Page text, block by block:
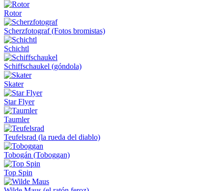
Rotor
Scherzfotograf (Fotos bromistas)
Schichtl
Schiffschaukel (góndola)
Skater
Star Flyer
Taumler
Teufelsrad (la rueda del diablo)
Tobogán (Toboggan)
Top Spin